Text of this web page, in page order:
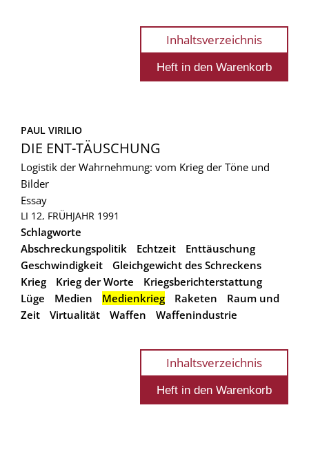
Inhaltsverzeichnis
PAUL VIRILIO
DIE ENT-TÄUSCHUNG
Logistik der Wahrnehmung: vom Krieg der Töne und
Bilder
Essay
LI 12, FRÜHJAHR 1991
Schlagworte
Abschreckungspolitik
Echtzeit
Enttäuschung
Geschwindigkeit
Gleichgewicht des Schreckens
Krieg
Krieg der Worte
Kriegsberichterstattung
Lüge
Medien Medienkrieg Raketen
Raum und
Zeit
Virtualität Waffen Waffenindustrie
Inhaltsverzeichnis